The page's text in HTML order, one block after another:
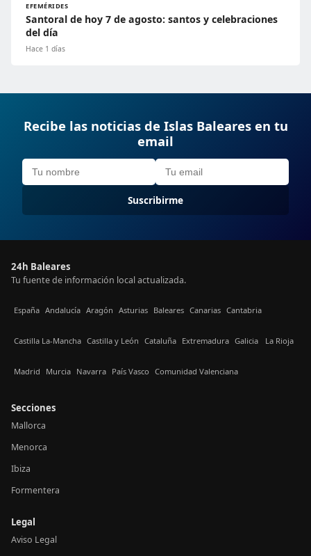
EFEMÉRIDES
Santoral de hoy 7 de agosto: santos y celebraciones
del día
Hace 1 días
Recibe las noticias de Islas Baleares en tu
email
Suscribirme
24h Baleares
Tu fuente de información local actualizada.
España Andalucía Aragón Asturias Baleares Canarias Cantabria
Castilla La-Mancha Castilla y León Cataluña Extremadura Galicia La Rioja
Madrid Murcia Navarra País Vasco Comunidad Valenciana
Secciones
Mallorca
Menorca
Ibiza
Formentera
Legal
Aviso Legal